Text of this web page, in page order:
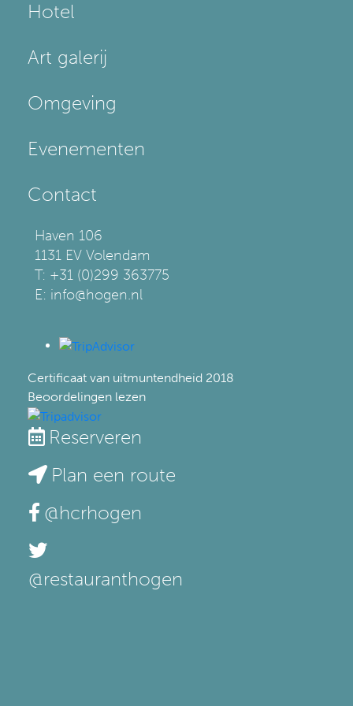
Hotel
Art galerij
Omgeving
Evenementen
Contact
Haven 106
1131 EV Volendam
T: +31 (0)299 363775
E: info@hogen.nl
Certificaat van uitmuntendheid 2018
Beoordelingen lezen
Reserveren
Plan een route
@hcrhogen
@restauranthogen